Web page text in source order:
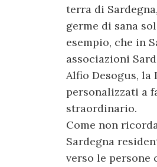
terra di
germe di sana
esempio, che in
associazioni
Alfio Desogus, la
personalizzati a
straordinario.
Come non
Sardegna
verso le